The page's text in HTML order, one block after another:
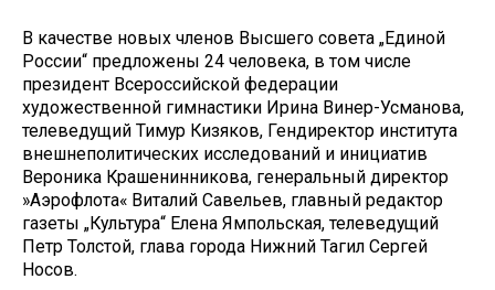
В качестве новых членов Высшего совета „Единой
России“ предложены 24 человека, в том числе
президент Всероссийской федерации
художественной гимнастики Ирина Винер-Усманова,
телеведущий Тимур Кизяков, Гендиректор института
внешнеполитических исследований и инициатив
Вероника Крашенинникова, генеральный директор
»Аэрофлота« Виталий Савельев, главный редактор
газеты „Культура“ Елена Ямпольская, телеведущий
Петр Толстой, глава города Нижний Тагил Сергей
Носов.